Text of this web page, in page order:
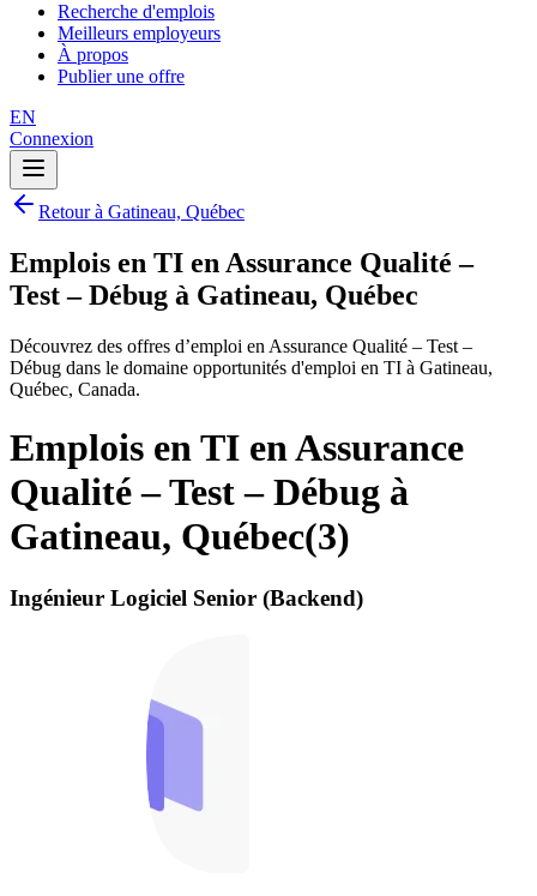
Recherche d'emplois
Meilleurs employeurs
À propos
Publier une offre
EN
Connexion
Retour à Gatineau, Québec
Emplois en TI en Assurance Qualité –
Test – Débug à Gatineau, Québec
Découvrez des offres d’emploi en Assurance Qualité – Test –
Débug dans le domaine opportunités d'emploi en TI à Gatineau,
Québec, Canada.
Emplois en TI en Assurance
Qualité – Test – Débug à
Gatineau, Québec(3)
Ingénieur Logiciel Senior (Backend)